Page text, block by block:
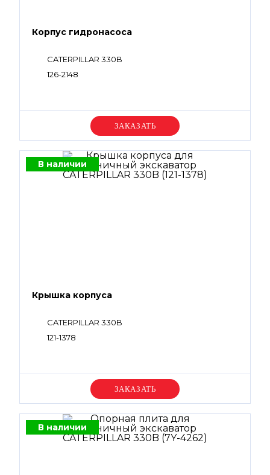
Корпус гидронасоса
CATERPILLAR 330B
126-2148
Уточняйте цену
В наличии
Крышка корпуса
CATERPILLAR 330B
121-1378
Уточняйте цену
В наличии